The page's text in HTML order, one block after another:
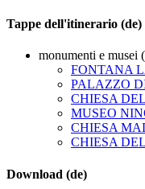
Tappe dell'itinerario (de)
monumenti e musei
FONTANA
PALAZZO
CHIESA
MUSEO
CHIESA
CHIESA
Download (de)